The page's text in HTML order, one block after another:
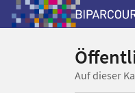
Auf dieser